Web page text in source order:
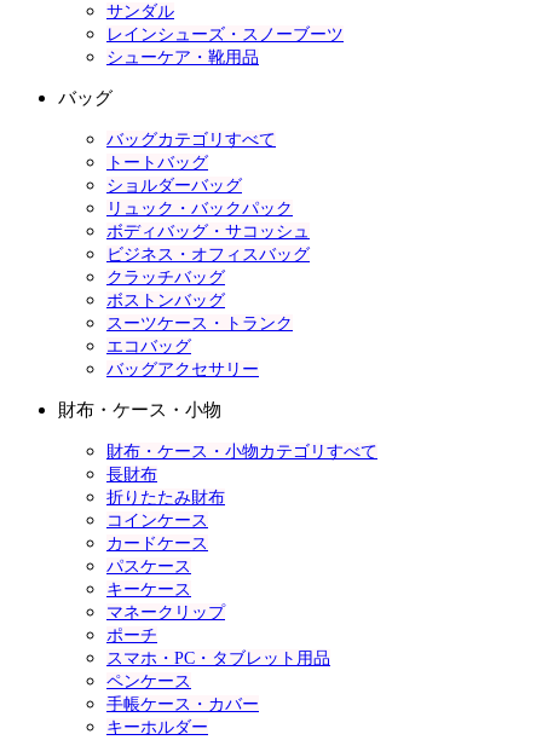
サンダル
レインシューズ・スノーブーツ
シューケア・靴用品
バッグ
バッグカテゴリすべて
トートバッグ
ショルダーバッグ
リュック・バックパック
ボディバッグ・サコッシュ
ビジネス・オフィスバッグ
クラッチバッグ
ボストンバッグ
スーツケース・トランク
エコバッグ
バッグアクセサリー
財布・ケース・小物
財布・ケース・小物カテゴリすべて
長財布
折りたたみ財布
コインケース
カードケース
パスケース
キーケース
マネークリップ
ポーチ
スマホ・PC・タブレット用品
ペンケース
手帳ケース・カバー
キーホルダー